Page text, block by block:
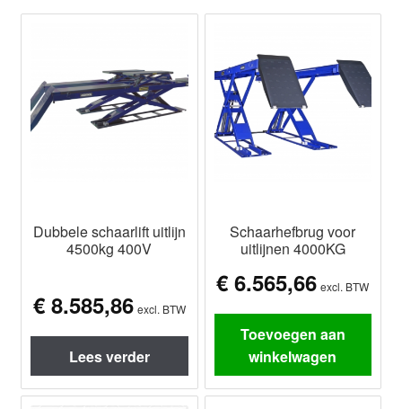
Dubbele schaarlift uitlijn
4500kg 400V
€8.585,86 excl. BTW
Lees verder
Schaarhefbrug voor
uitlijnen 4000KG
€ 6.565,66 excl. BTW
Toevoegen aan
winkelwagen